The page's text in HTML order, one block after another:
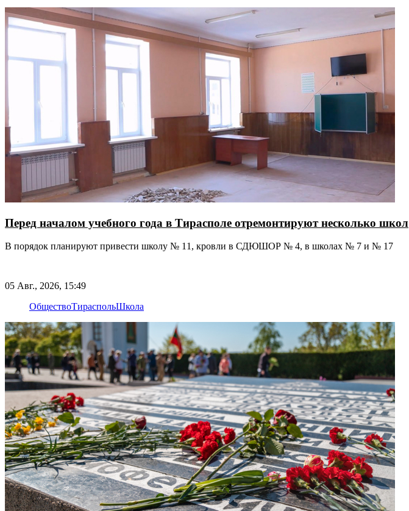
Перед началом учебного года в Тирасполе отремонтируют несколько школ
В порядок планируют привести школу № 11, кровли в СДЮШОР № 4, в школах № 7 и № 17
05 Авг., 2026, 15:49
ОбществоТираспольШкола